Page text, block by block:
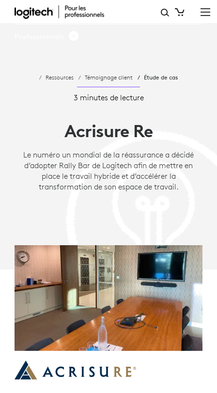
ÉTUDE
VISIOCONFÉRENCE
CHOISIES
ACRISURE RE
Ressources Témoignage client Étude de cas
3 minutes de lecture
Acrisure Re
Le numéro un mondial de la réassurance a décidé
d’adopter Rally Bar de Logitech afin de mettre en
place le travail hybride et d’accélérer la
transformation de son espace de travail.